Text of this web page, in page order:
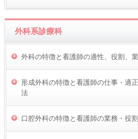
外科系診療科
外科の特徴と看護師の適性、役割、
形成外科の特徴と看護師の仕事・適
法
口腔外科の特徴と看護師の業務・役